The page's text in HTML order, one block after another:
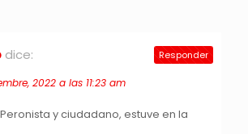
dice:
2022 a las 11:23 am
y ciudadano, estuve en la
Responder